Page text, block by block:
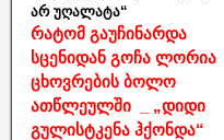
არ უღალატა“
რატომ გაუჩინარდა
სცენიდან გოჩა ლორია
ცხოვრების ბოლო
ათწლეულში _ „დიდი
გულისტკენა ჰქონდა“